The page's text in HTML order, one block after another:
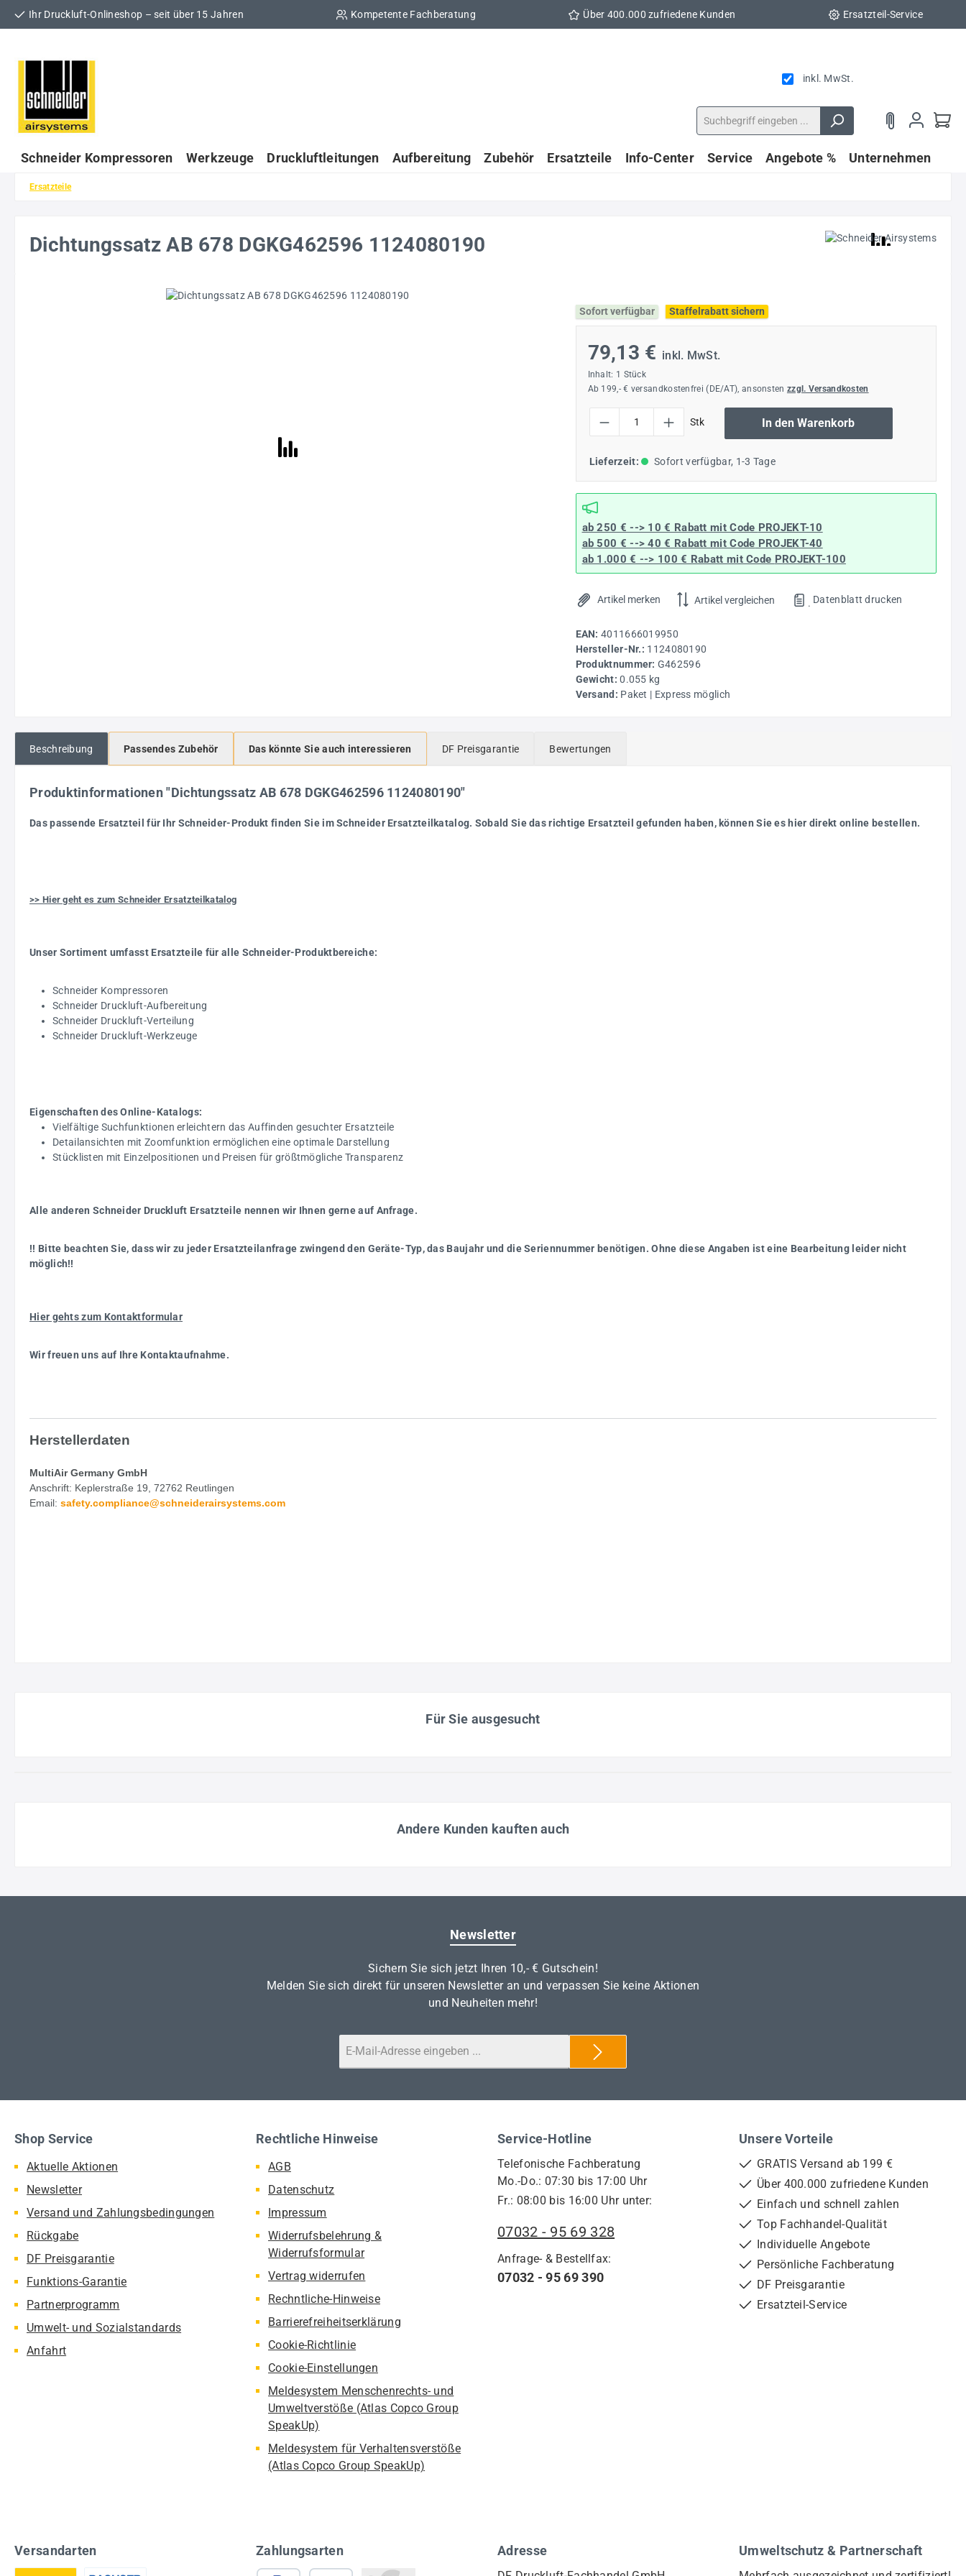
Hauptinhalt springen
Zur Suche springen
Zur Hauptnavigation springen
Ihr Druckluft-Onlineshop – seit über 15 Jahren Kompetente Fachberatung Über 400.000 zufriedene Kunden Ersatzteil-Service
inkl. MwSt.
Schneider Kompressoren Werkzeuge Druckluftleitungen Aufbereitung Zubehör Ersatzteile Info-Center Service Angebote % Unternehmen
Ersatzteile
Dichtungssatz AB 678 DGKG462596 1124080190
Sofort verfügbar
Staffelrabatt sichern
79,13 € inkl. MwSt.
Inhalt: 1 Stück
Ab 199,- € versandkostenfrei (DE/AT), ansonsten zzgl. Versandkosten
Stk In den Warenkorb
Lieferzeit: Sofort verfügbar, 1-3 Tage
ab 250 € --> 10 € Rabatt mit Code PROJEKT-10
ab 500 € --> 40 € Rabattmit Code PROJEKT-40
ab 1.000 € --> 100 € Rabatt mit Code PROJEKT-100
Artikel merken Artikel vergleichen . Datenblatt drucken
EAN: 4011666019950
Hersteller-Nr.: 1124080190
Produktnummer: G462596
Gewicht:0.055 kg
Versand: Paket | Express möglich
Beschreibung Passendes Zubehör Das könnte Sie auch interessieren DF Preisgarantie Bewertungen
Produktinformationen "Dichtungssatz AB 678 DGKG462596 1124080190"
Das passende Ersatzteil für Ihr Schneider-Produkt finden Sie im Schneider Ersatzteilkatalog. Sobald Sie das richtige Ersatzteil gefunden haben, können Sie es hier direkt online bestellen.
>> Hier geht es zum Schneider Ersatzteilkatalog
Unser Sortiment umfasst Ersatzteile für alle Schneider-Produktbereiche:
Schneider Kompressoren
Schneider Druckluft-Aufbereitung
Schneider Druckluft-Verteilung
Schneider Druckluft-Werkzeuge
Eigenschaften des Online-Katalogs:
Vielfältige Suchfunktionen erleichtern das Auffinden gesuchter Ersatzteile
Detailansichten mit Zoomfunktion ermöglichen eine optimale Darstellung
Stücklisten mit Einzelpositionen und Preisen für größtmögliche Transparenz
Alle anderen Schneider Druckluft Ersatzteile nennen wir Ihnen gerne auf Anfrage.
!! Bitte beachten Sie, dass wir zu jeder Ersatzteilanfrage zwingend den Geräte-Typ, das Baujahr und die Seriennummer benötigen. Ohne diese Angaben ist eine Bearbeitung leider nicht
möglich!!
Hier gehts zum Kontaktformular
Wir freuen uns auf Ihre Kontaktaufnahme.
Herstellerdaten
MultiAir Germany GmbH
Anschrift: Keplerstraße 19, 72762 Reutlingen
Email: safety.compliance@schneiderairsystems.com
Für Sie ausgesucht
Andere Kunden kauften auch
Newsletter
Sichern Sie sich jetzt Ihren 10,- € Gutschein!
Melden Sie sich direkt für unseren Newsletter an und verpassen Sie keine Aktionen
und Neuheiten mehr!
Service-Hotline
Telefonische Fachberatung
Mo.-Do.: 07:30 bis 17:00 Uhr
Fr.: 08:00 bis 16:00 Uhr unter:
07032 - 95 69 328
Anfrage- & Bestellfax:
07032 - 95 69 390
Shop Service
Aktuelle Aktionen
Newsletter
Versand und Zahlungsbedingungen
Rückgabe
DF Preisgarantie
Funktions-Garantie
Partnerprogramm
Umwelt- und Sozialstandards
Anfahrt
Rechtliche Hinweise
AGB
Datenschutz
Impressum
Widerrufsbelehrung &
Widerrufsformular
Vertrag widerrufen
Rechntliche-Hinweise
Barrierefreiheitserklärung
Cookie-Richtlinie
Cookie-Einstellungen
Meldesystem Menschenrechts- und
Umweltverstöße (Atlas Copco Group
SpeakUp)
Meldesystem für Verhaltensverstöße
(Atlas Copco Group SpeakUp)
Unsere Vorteile
GRATIS Versand ab 199 €
Über 400.000 zufriedene Kunden
Einfach und schnell zahlen
Top Fachhandel-Qualität
Individuelle Angebote
Persönliche Fachberatung
DF Preisgarantie
Ersatzteil-Service
Versandarten Zahlungsarten Adresse Umweltschutz & Partnerschaft